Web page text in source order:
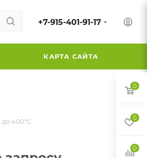
+7-915-401-91-17
КАРТА САЙТА
до 400°С
0
0
0